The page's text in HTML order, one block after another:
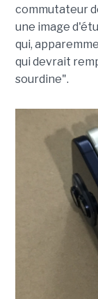
commutateur
une image
qui,
qui devrait
sourdine".